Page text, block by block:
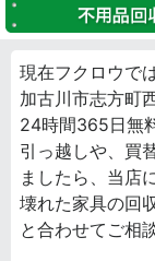
現在フクロウで
加古川市志方町
24時間365日無
引っ越しや、買
ましたら、当店
壊れた家具の回
と合わせてご相